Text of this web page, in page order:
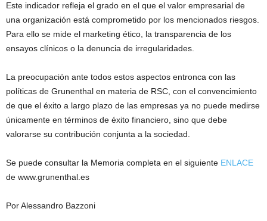
Este indicador refleja el grado en el que el valor empresarial de
una organización está comprometido por los mencionados riesgos.
Para ello se mide el marketing ético, la transparencia de los
ensayos clínicos o la denuncia de irregularidades.
La preocupación ante todos estos aspectos entronca con las
políticas de Grunenthal en materia de RSC, con el convencimiento
de que el éxito a largo plazo de las empresas ya no puede medirse
únicamente en términos de éxito financiero, sino que debe
valorarse su contribución conjunta a la sociedad.
Se puede consultar la Memoria completa en el siguiente ENLACE
de www.grunenthal.es
Por Alessandro Bazzoni